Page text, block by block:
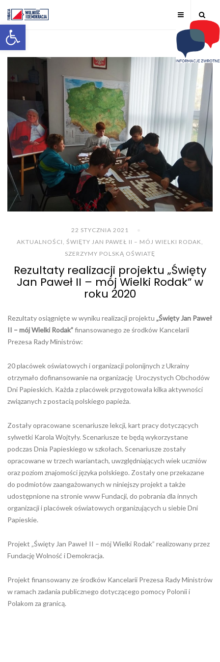
Otwórz pasek narzędzi
22 STYCZNIA 2021
AKTUALNOŚCI ŚWIĘTY JAN PAWEŁ II – MÓJ WIELKI RODAK
SZERZYMY POLSKĄ OŚWIATĘ
Rezultaty realizacji projektu „Święty
Jan Paweł II – mój Wielki Rodak” w
roku 2020
Rezultaty osiągnięte w wyniku realizacji projektu „Święty Jan Paweł
II – mój Wielki Rodak”finansowanego ze środków Kancelarii
Prezesa Rady Ministrów:
20 placówek oświatowych i organizacji polonijnych z Ukrainy
otrzymało dofinansowanie na organizację Uroczystych Obchodów
Dni Papieskich. Każda z placówek przygotowała kilka aktywności
związanych z postacią polskiego papieża.
Zostały opracowane scenariusze lekcji, kart pracy dotyczących
sylwetki Karola Wojtyły. Scenariusze te będą wykorzystane
podczas Dnia Papieskiego w szkołach. Scenariusze zostały
opracowane w trzech wariantach, uwzględniających wiek uczniów
oraz poziom znajomości języka polskiego. Zostały one przekazane
do podmiotów zaangażowanych w niniejszy projekt a także
udostępnione na stronie www Fundacji, do pobrania dla innych
organizacji i placówek oświatowych organizujących u siebie Dni
Papieskie.
Projekt „Święty Jan Paweł II – mój Wielki Rodak” realizowany przez
Fundację Wolność i Demokracja.
Projekt finansowany ze środków Kancelarii Prezesa Rady Ministrów
w ramach zadania publicznego dotyczącego pomocy Polonii i
Polakom za granicą.